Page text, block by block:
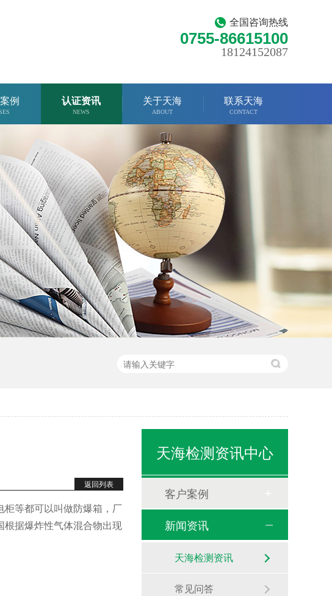
全国咨询热线
0755-86615100
18124152087
例 认证资讯
NEWS
关于天海
ABOUT
联系天海
CONTACT
返回列表
等都可以叫做防爆箱，厂
据爆炸性气体混合物出现
天海检测资讯中心
客户案例
新闻资讯
天海检测资讯
常见问答